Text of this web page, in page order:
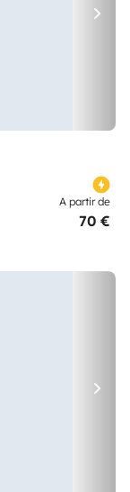
A partir de
70 €